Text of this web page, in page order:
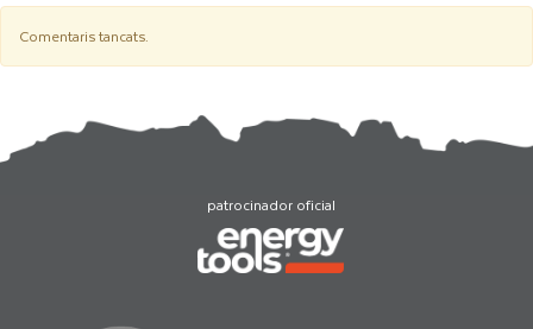
Comentaris tancats.
patrocinador oficial